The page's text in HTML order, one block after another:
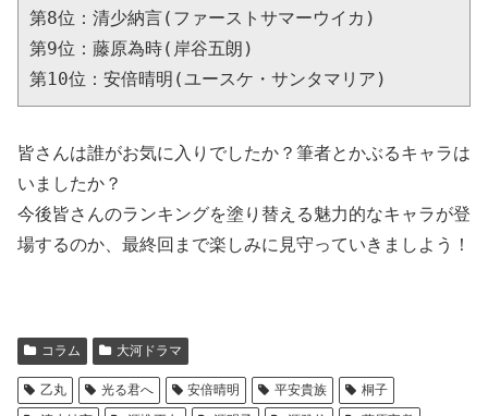
第8位：清少納言(ファーストサマーウイカ)
第9位：藤原為時(岸谷五朗)
第10位：安倍晴明(ユースケ・サンタマリア)
皆さんは誰がお気に入りでしたか？筆者とかぶるキャラは
いましたか？
今後皆さんのランキングを塗り替える魅力的なキャラが登
場するのか、最終回まで楽しみに見守っていきましよう！
コラム 大河ドラマ
乙丸 光る君へ 安倍晴明 平安貴族
桐子